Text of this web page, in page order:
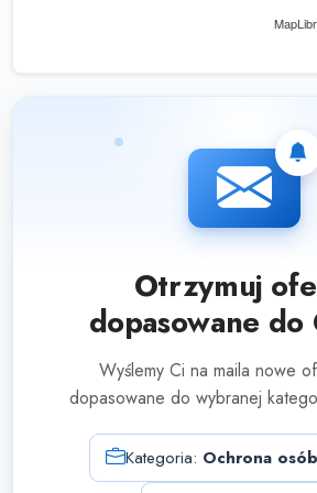
Otrzymuj
dopasowane do
Wyślemy Ci na maila nowe
dopasowane do wybranej
Kategoria: Ochrona